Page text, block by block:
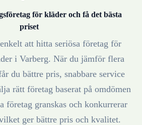
för kläderoch få det bästa
priset
att hitta seriösa företag för
i Varberg. När du jämför flera
du bättre pris, snabbare service
rätt företag baserat på omdömen
företag granskas och konkurrerar
ger bättre pris och kvalitet.